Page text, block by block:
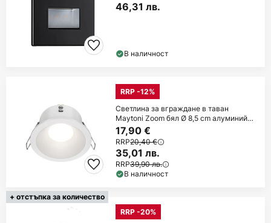
46,31 лв.
В наличност
RRP -12%
Светлина за вграждане в таван
Maytoni Zoom бял Ø 8,5 cm алуминий
IP65 GU10
17,90 €
RRP20,40 €
35,01 лв.
RRP39,90 лв.
В наличност
+ отстъпка за количество
RRP -20%